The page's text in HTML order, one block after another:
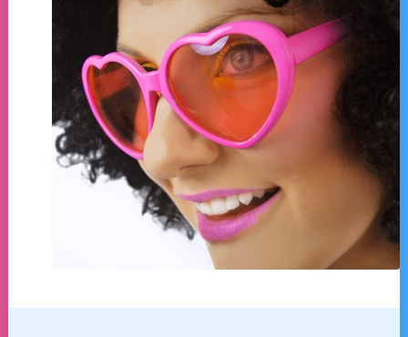
Klantenservice
Inloggen